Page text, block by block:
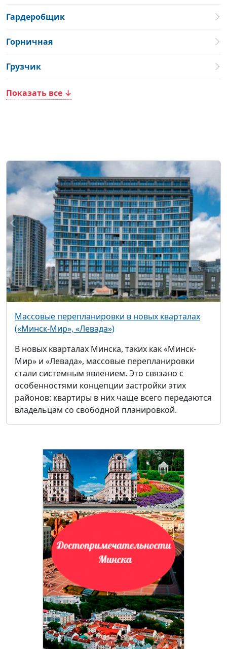
Гардеробщик
Горничная
Грузчик
Показать все ↓
Массовые перепланировки в новых кварталах
(«Минск-Мир», «Левада»)
В новых кварталах Минска, таких как «Минск-
Мир» и «Левада», массовые перепланировки
стали системным явлением. Это связано с
особенностями концепции застройки этих
районов: квартиры в них чаще всего передаются
владельцам со свободной планировкой.